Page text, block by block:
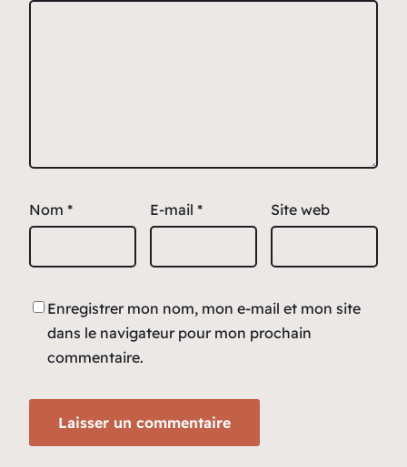
Nom * E-mail * Site web
Enregistrer mon nom, mon e-mail et mon site
dans le navigateur pour mon prochain
commentaire.